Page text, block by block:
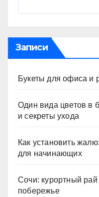
Записи
Букеты для офиса и
Один вида цветов в
и секреты ухода
Как установить
для начинающих
Сочи: курортный
побережье